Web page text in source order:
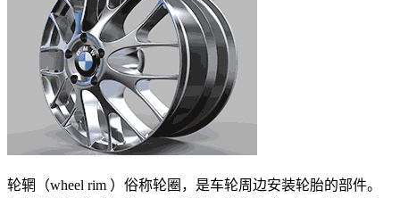
轮辋（wheel rim ）俗称轮圈，是车轮周边安装轮胎的部件。